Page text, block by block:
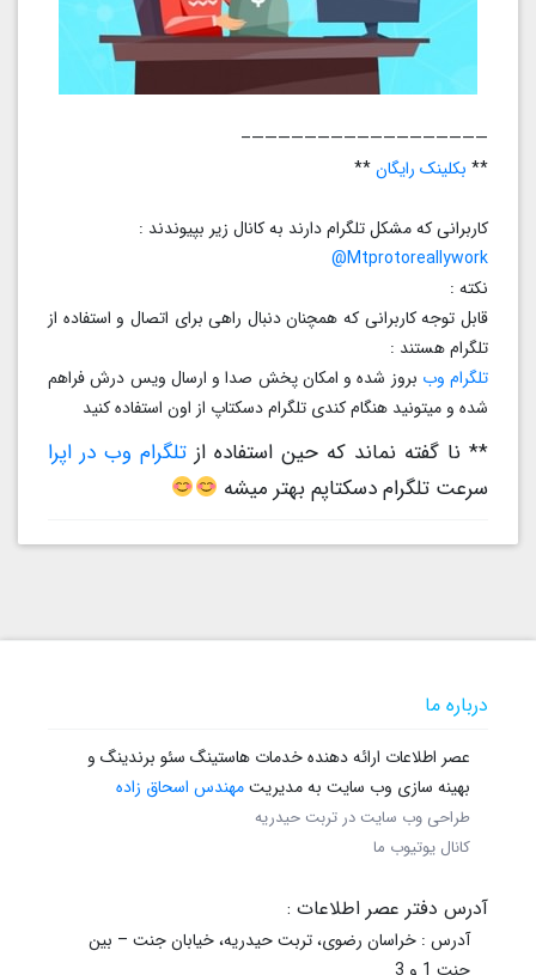
——————————————————–
**بکلینک رایگان**
کاربرانی که مشکل تلگرام دارند به کانال زیر بپیوندند :
Mtprotoreallywork@
نکته :
قابل توجه کاربرانی که همچنان دنبال راهی برای اتصال و استفاده از
تلگرام هستند :
تلگرام وببروز شده و امکان پخش صدا و ارسال ویس درش فراهم
شده و میتونید هنگام کندی تلگرام دسکتاپ از اون استفاده کنید
** نا گفته نماند که حین استفاده از تلگرام وب در اپرا
سرعت تلگرام دسکتاپم بهتر میشه
درباره ما
عصر اطلاعات ارائه دهنده خدمات هاستینگ سئو برندینگ و
بهینه سازی وب سایت به مدیریتمهندس اسحاق زاده
طراحی وب سایت در تربت حیدریه
کانال یوتیوب ما
آدرس دفتر عصر اطلاعات :
آدرس : خراسان رضوی، تربت حیدریه، خیابان جنت – بین